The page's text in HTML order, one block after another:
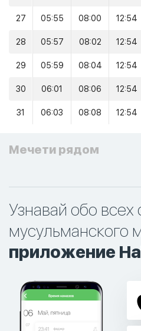
27 05:55 08:00 12:54
28 05:57 08:02 12:54
29 05:59 08:04 12:54
30 06:01 08:06 12:54
31 06:03 08:08 12:54
Мечети рядом
Узнавай обо всех
мусульманского
приложение